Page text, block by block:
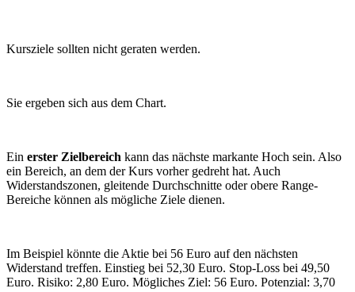
Kursziele sollten nicht geraten werden.
Sie ergeben sich aus dem Chart.
Ein erster Zielbereich kann das nächste markante Hoch sein. Also
ein Bereich, an dem der Kurs vorher gedreht hat. Auch
Widerstandszonen, gleitende Durchschnitte oder obere Range-
Bereiche können als mögliche Ziele dienen.
Im Beispiel könnte die Aktie bei 56 Euro auf den nächsten
Widerstand treffen. Einstieg bei 52,30 Euro. Stop-Loss bei 49,50
Euro. Risiko: 2,80 Euro. Mögliches Ziel: 56 Euro. Potenzial: 3,70